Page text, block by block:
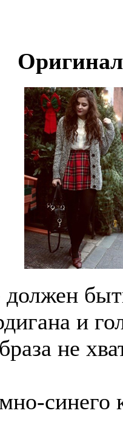
должен
и
не
синего